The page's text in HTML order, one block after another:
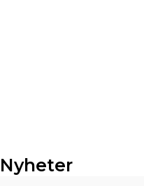
Nyheter